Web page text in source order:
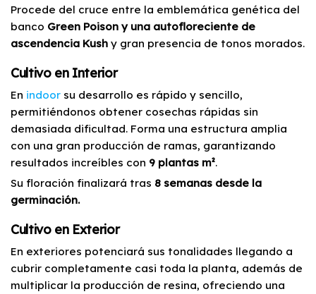
Procede del cruce entre la emblemática genética del
banco Green Poison y una autofloreciente de
ascendencia Kush y gran presencia de tonos morados.
Cultivo en Interior
En indoor su desarrollo es rápido y sencillo,
permitiéndonos obtener cosechas rápidas sin
demasiada dificultad. Forma una estructura amplia
con una gran producción de ramas, garantizando
resultados increíbles con 9 plantas m².
Su floración finalizará tras 8 semanas desde la
germinación.
Cultivo en Exterior
En exteriores potenciará sus tonalidades llegando a
cubrir completamente casi toda la planta, además de
multiplicar la producción de resina, ofreciendo una